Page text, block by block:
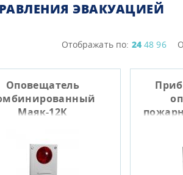
ЭВАКУАЦИЕЙ
Отображать по: 24 48 96
Оповещатель
Маяк-12К